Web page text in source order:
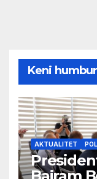
Keni humbur
AKTUALITET